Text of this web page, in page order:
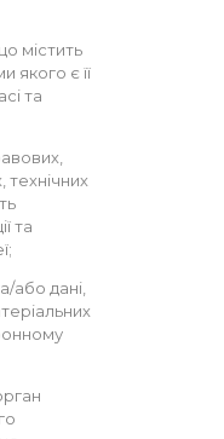
містить
якого є її
та
технічних
та
або дані,